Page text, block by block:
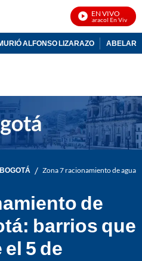
EN VIVO
Noticias Caracol En Vivo
ALFONSO LIZARAZO
BOGOTÁ / Zona 7 racionamiento de agua
de
barrios que
5 de